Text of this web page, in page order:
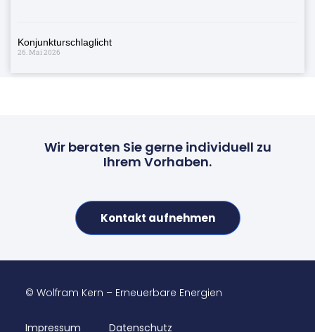
Konjunkturschlaglicht
26. Mai 2026
Wir beraten Sie gerne individuell zu
Ihrem Vorhaben.
Kontakt aufnehmen
© Wolfram Kern – Erneuerbare Energien
Impressum Datenschutz